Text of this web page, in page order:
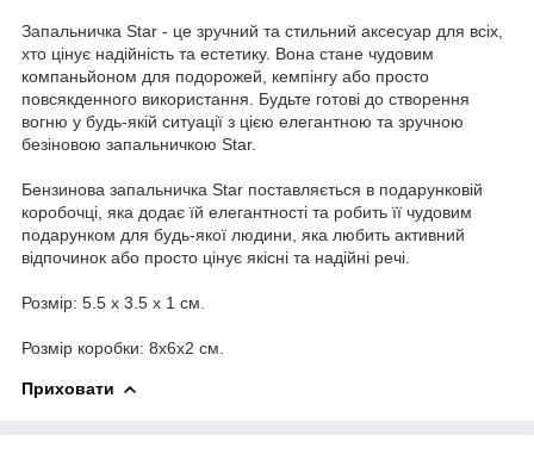
Запальничка Star - це зручний та стильний аксесуар для всіх,
хто цінує надійність та естетику. Вона стане чудовим
компаньйоном для подорожей, кемпінгу або просто
повсякденного використання. Будьте готові до створення
вогню у будь-якій ситуації з цією елегантною та зручною
безіновою запальничкою Star.
Бензинова запальничка Star поставляється в подарунковій
коробочці, яка додає їй елегантності та робить її чудовим
подарунком для будь-якої людини, яка любить активний
відпочинок або просто цінує якісні та надійні речі.
Розмір: 5.5 x 3.5 x 1 см.
Розмір коробки: 8х6х2 см.
Приховати